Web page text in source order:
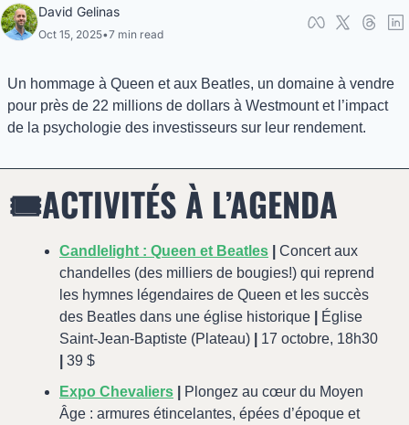
David Gelinas
Oct 15, 2025•7 min read
Un hommage à Queen et aux Beatles, un domaine à vendre
pour près de 22 millions de dollars à Westmount et l’impact
de la psychologie des investisseurs sur leur rendement.
🎟️ACTIVITÉS À L’AGENDA
Candlelight : Queen et Beatles
Concert aux
chandelles (des milliers de bougies!) qui reprend
les hymnes légendaires de Queen et les succès
des Beatles dans une église historique
Église
Saint-Jean-Baptiste (Plateau)
39 $
Expo Chevaliers
Plongez au cœur du Moyen
Âge : armures étincelantes, épées d’époque et